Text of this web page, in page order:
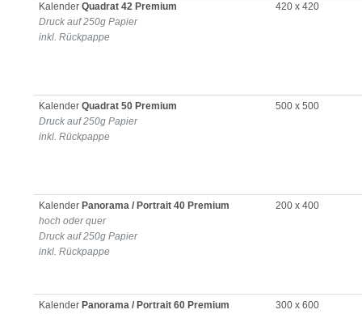
KalenderQuadrat 42 Premium
Druck auf 250g Papier
inkl. Rückpappe
420 x 420
KalenderQuadrat 50 Premium
Druck auf 250g Papier
inkl. Rückpappe
500 x 500
Kalender Panorama / Portrait 40 Premium
hoch oder quer
Druck auf 250g Papier
inkl. Rückpappe
200 x 400
Kalender Panorama / Portrait 60 Premium
300 x 600